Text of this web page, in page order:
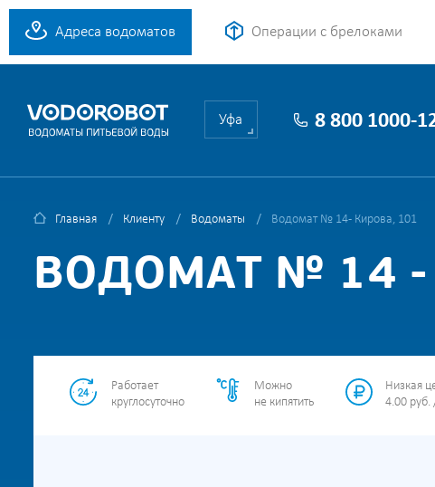
Адреса водоматов Операции с брелоками
Уфа 8 800 1000-
Главная Клиенту Водоматы Водомат № 14 - Кирова, 101
ВОДОМАТ № 14 -
Работает
круглосуточно
Можно
не кипятить
Низкая
4.00 руб.